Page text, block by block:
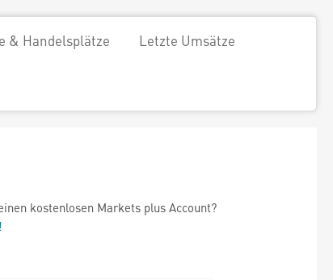
& Handelsplätze Letzte Umsätze
kostenlosen Markets plus Account?